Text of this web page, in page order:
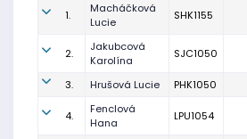
1.
Macháčková
Lucie
SHK1155
2.
Jakubcová
Karolína
SJC1050
3. Hrušová Lucie PHK1050
4.
Fenclová
Hana
LPU1054